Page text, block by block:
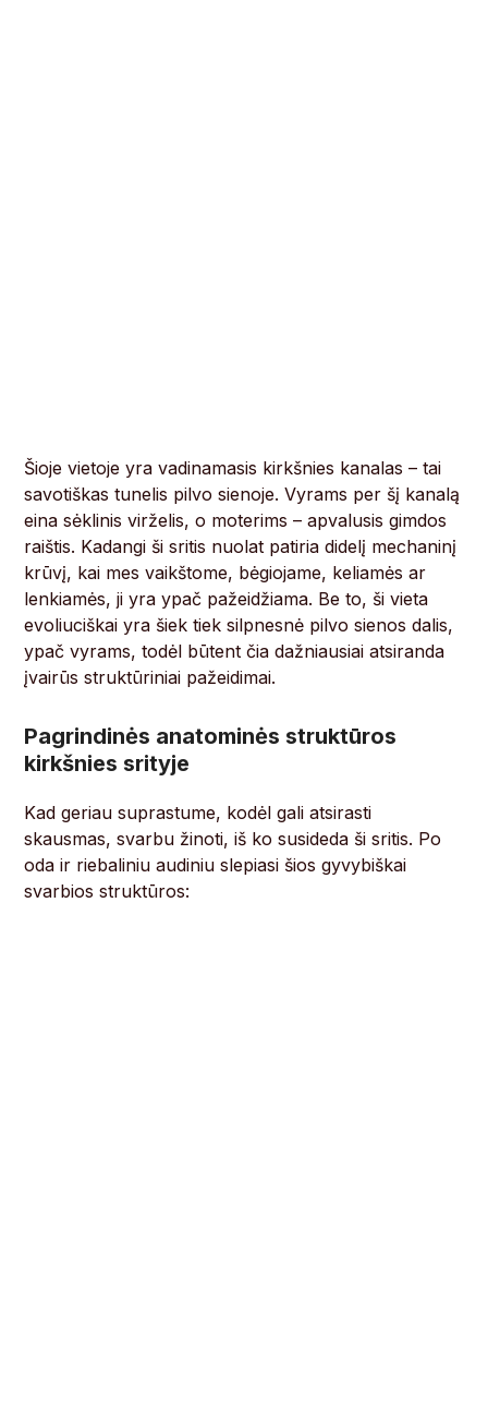
Šioje vietoje yra vadinamasis kirkšnies kanalas – tai
savotiškas tunelis pilvo sienoje. Vyrams per šį kanalą
eina sėklinis virželis, o moterims – apvalusis gimdos
raištis. Kadangi ši sritis nuolat patiria didelį mechaninį
krūvį, kai mes vaikštome, bėgiojame, keliamės ar
lenkiamės, ji yra ypač pažeidžiama. Be to, ši vieta
evoliuciškai yra šiek tiek silpnesnė pilvo sienos dalis,
ypač vyrams, todėl būtent čia dažniausiai atsiranda
įvairūs struktūriniai pažeidimai.
Pagrindinės anatominės struktūros
kirkšnies srityje
Kad geriau suprastume, kodėl gali atsirasti
skausmas, svarbu žinoti, iš ko susideda ši sritis. Po
oda ir riebaliniu audiniu slepiasi šios gyvybiškai
svarbios struktūros: